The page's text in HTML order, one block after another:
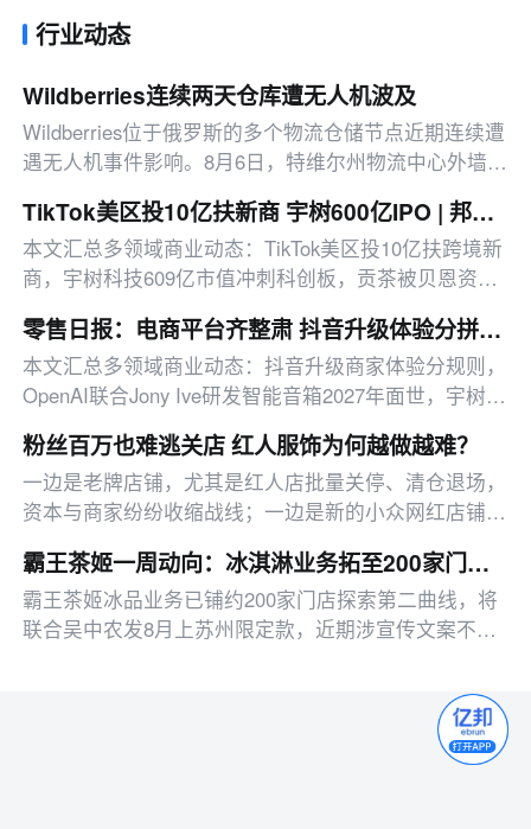
行业动态
Wildberries连续两天仓库遭无人机波及
Wildberries位于俄罗斯的多个物流仓储节点近期连续遭
遇无人机事件影响。8月6日，特维尔州物流中心外墙因
库屋顶落入3架无人机，引发多处火情
TikTok美区投10亿扶新商 宇树600亿IPO | 邦小白日报
本文汇总多领域商业动态：TikTok美区投10亿扶跨境新
商，宇树科技609亿市值冲刺科创板，贡茶被贝恩资本
零售日报：电商平台齐整肃 抖音升级体验分拼多多打击虚假宣传
本文汇总多领域商业动态：抖音升级商家体验分规则，
OpenAI联合Jony Ive研发智能音箱2027年面世，宇树科
粉丝百万也难逃关店 红人服饰为何越做越难？
一边是老牌店铺，尤其是红人店批量关停、清仓退场，
资本与商家纷纷收缩战线；一边是新的小众网红店铺不
一退一进，网红服饰电商的未来将走向何处？
霸王茶姬一周动向：冰淇淋业务拓至200家门店 苏州白兰花限定款将上市
霸王茶姬冰品业务已铺约200家门店探索第二曲线，将
联合吴中农发8月上苏州限定款，近期涉宣传文案不当